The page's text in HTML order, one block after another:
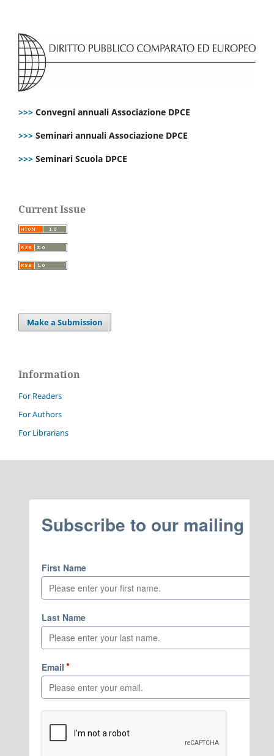
>>> Convegni annuali Associazione DPCE
>>> Seminari annuali Associazione DPCE
>>> Seminari Scuola DPCE
Current Issue
Make a Submission
Information
For Readers
For Authors
For Librarians